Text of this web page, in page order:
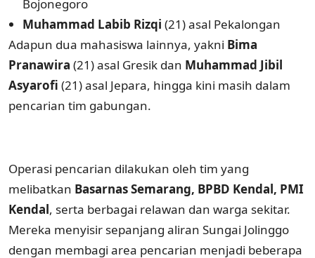
Bojonegoro
Muhammad Labib Rizqi (21) asal Pekalongan
Adapun dua mahasiswa lainnya, yakni Bima
Pranawira (21) asal Gresik dan Muhammad Jibil
Asyarofi (21) asal Jepara, hingga kini masih dalam
pencarian tim gabungan.
Operasi pencarian dilakukan oleh tim yang
melibatkan Basarnas Semarang, BPBD Kendal, PMI
Kendal, serta berbagai relawan dan warga sekitar.
Mereka menyisir sepanjang aliran Sungai Jolinggo
dengan membagi area pencarian menjadi beberapa